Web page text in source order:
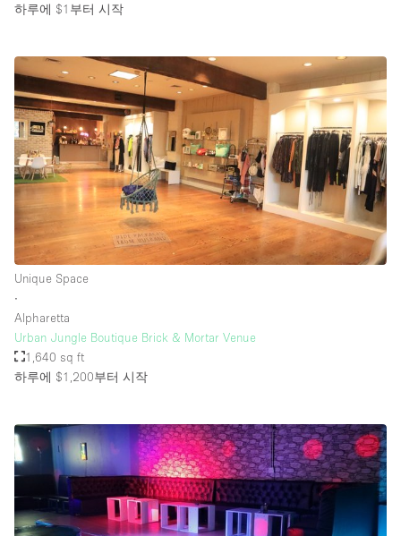
하루에 $1 부터 시작
Unique Space
∙
Alpharetta
Urban Jungle Boutique Brick & Mortar Venue
1,640 sq ft
하루에 $1,200부터 시작